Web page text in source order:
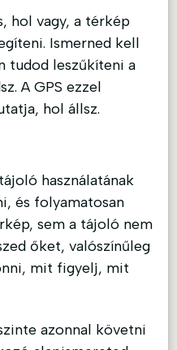
hol vagy, a térkép
Ismerned kell
tudod leszűkíteni a
A GPS ezzel
hol állsz.
használatának
és folyamatosan
sem a tájoló nem
őket, valószínűleg
mit figyelj, mit
azonnal követni